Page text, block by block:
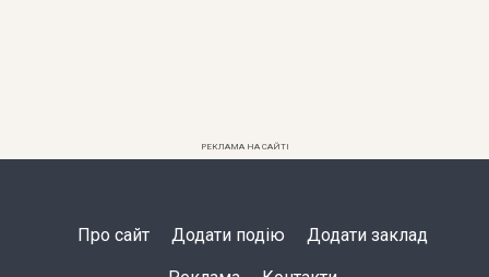
РЕКЛАМА НА САЙТІ
Про сайт Додати подію Додати заклад